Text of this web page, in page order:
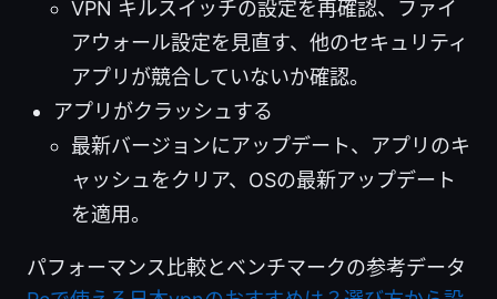
VPN キルスイッチの設定を再確認、ファイ
アウォール設定を見直す、他のセキュリティ
アプリが競合していないか確認。
アプリがクラッシュする
最新バージョンにアップデート、アプリのキ
ャッシュをクリア、OSの最新アップデート
を適用。
パフォーマンス比較とベンチマークの参考データ